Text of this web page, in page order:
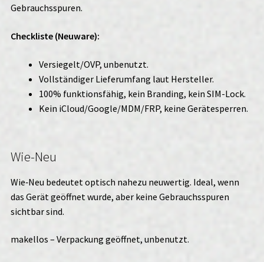
Gebrauchsspuren.
Checkliste (Neuware):
Versiegelt/OVP, unbenutzt.
Vollständiger Lieferumfang laut Hersteller.
100% funktionsfähig, kein Branding, kein SIM-Lock.
Kein iCloud/Google/MDM/FRP, keine Gerätesperren.
Wie-Neu
Wie‑Neu bedeutet optisch nahezu neuwertig. Ideal, wenn
das Gerät geöffnet wurde, aber keine Gebrauchsspuren
sichtbar sind.
makellos – Verpackung geöffnet, unbenutzt.